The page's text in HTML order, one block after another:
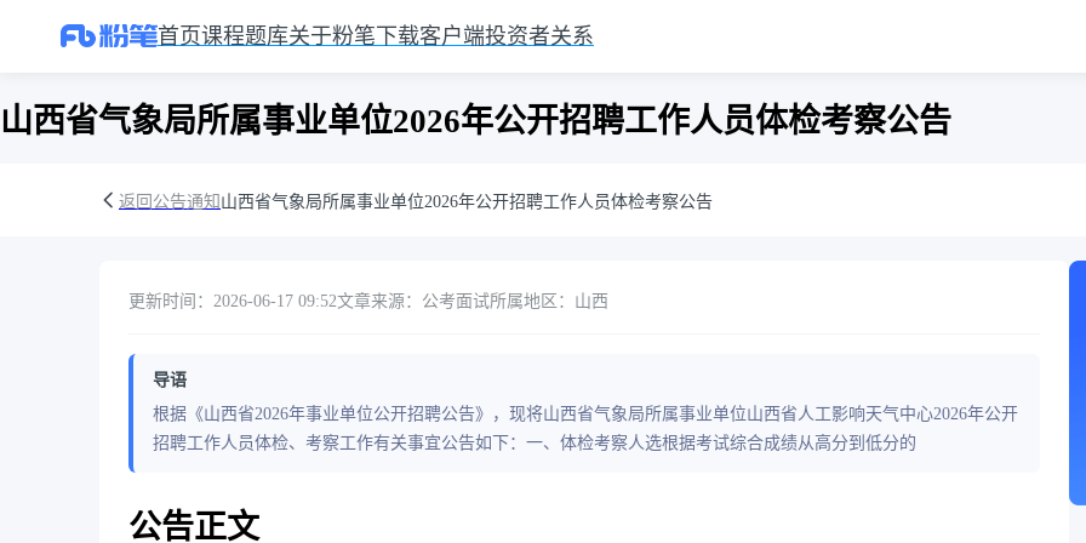
首页课程题库关于粉笔 下载客户端投资者关系
山西省气象局所属事业单位2026年公开招聘工作人员体检考察公告
返回公告通知 山西省气象局所属事业单位2026年公开招聘工作人员体检考察公告
更新时间：2026-06-17 09:52文章来源：公考面试所属地区：山西
导语
根据《山西省2026年事业单位公开招聘公告》，现将山西省气象局所属事业单位山西省人工影响天气中心2026年公开
招聘工作人员体检、考察工作有关事宜公告如下：一、体检考察人选根据考试综合成绩从高分到低分的
公告正文